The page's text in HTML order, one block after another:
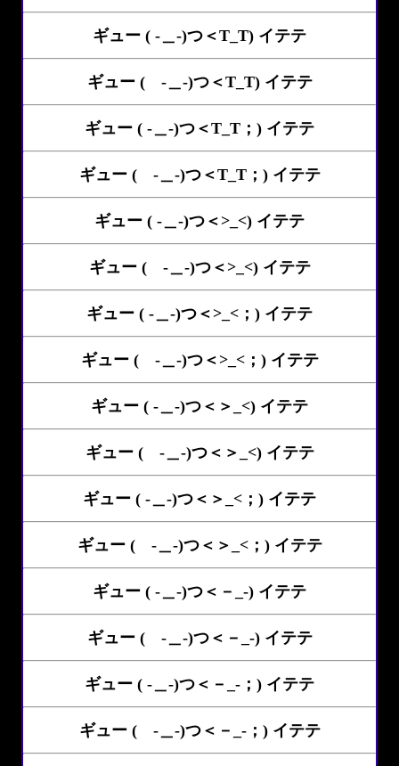
ギュー ( -＿-)つ＜T_T) イテテ
ギュー ( -＿-)つ＜T_T) イテテ
ギュー ( -＿-)つ＜T_T；) イテテ
ギュー ( -＿-)つ＜T_T；) イテテ
ギュー ( -＿-)つ＜>_<) イテテ
ギュー ( -＿-)つ＜>_<) イテテ
ギュー ( -＿-)つ＜>_<；) イテテ
ギュー ( -＿-)つ＜>_<；) イテテ
ギュー ( -＿-)つ＜＞_<) イテテ
ギュー ( -＿-)つ＜＞_<) イテテ
ギュー ( -＿-)つ＜＞_<；) イテテ
ギュー ( -＿-)つ＜＞_<；) イテテ
ギュー ( -＿-)つ＜－_-) イテテ
ギュー ( -＿-)つ＜－_-) イテテ
ギュー ( -＿-)つ＜－_-；) イテテ
ギュー ( -＿-)つ＜－_-；) イテテ